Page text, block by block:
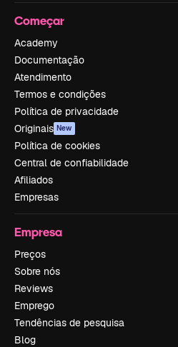
Começar
Academy
Documentação
Atendimento
Termos e condições
Política de privacidade
Originais New
Política de cookies
Central de confiabilidade
Afiliados
Empresas
Empresa
Preços
Sobre nós
Reviews
Emprego
Tendências de pesquisa
Blog